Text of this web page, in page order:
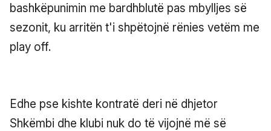
bashkëpunimin me bardhblutë pas mbylljes së
sezonit, ku arritën t'i shpëtojnë rënies vetëm me
play off.
Edhe pse kishte kontratë deri në dhjetor
Shkëmbi dhe klubi nuk do të vijojnë më së